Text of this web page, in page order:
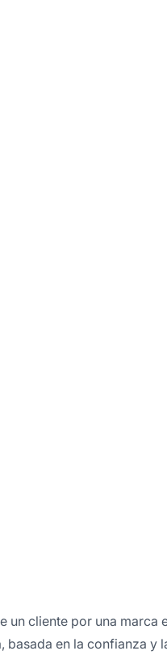
un cliente por una marca
en la confianza y